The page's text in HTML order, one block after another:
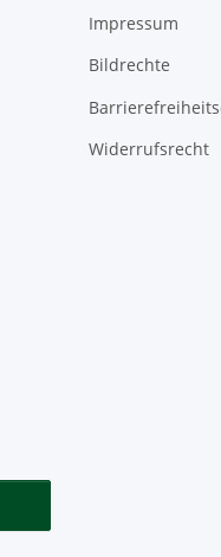
Impressum
Bildrechte
Widerrufsrecht